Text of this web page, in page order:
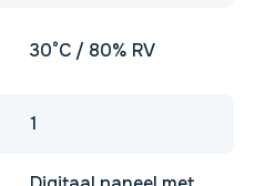
30°C / 80% RV
1